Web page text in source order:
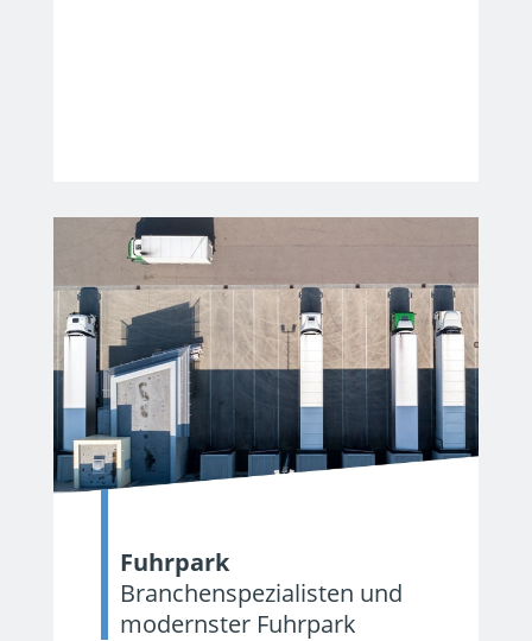
Fuhrpark
Branchenspezialisten und
modernster Fuhrpark